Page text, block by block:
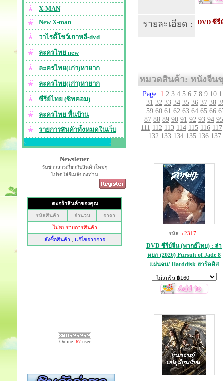
X-MAN
New X-man
วาไรตี้โชว์เกาหลี-dvd
ละครไทย new
ละครไทย(เก่า)หายาก
ละครไทย(เก่า)หายาก
ซีรีย์ไทย (ซิทคอม)
ละครไทย พื้นบ้าน
รายการสินค้าทั้งหมดในเว็บ
Newsletter
รับข่าวสารเกี่ยวกับสินค้าใหม่ๆ
โปรดใส่อีเมล์ของท่าน
Online: 67user
รายละเอียด : DVD ซีรี
หมวดสินค้า: หนังจีน
Page: 1 2 3 4 5 6 7 8 9 10
31 32 33 34 35 36 37 38
59 60 61 62 63 64 65 66
87 88 89 90 91 92 93 94 95
111 112 113 114 115 116 117
132 133 134 135 136 137
รหัส: c2317
DVD ซีรีย์จีน (พากย์ไทย) : ล่า
หยก (2026) Pursuit of Jade 8
แผ่นจบ/ Harddisk ฮาร์ดดิส